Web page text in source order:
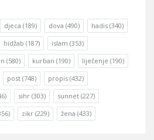
djeca (189) dova (490) hadis (340)
hidžab (187) islam (353)
(580) kurban (190) liječenje (190)
post (748) propis (432)
sihr (303) sunnet (227)
zikr (229) žena (433)